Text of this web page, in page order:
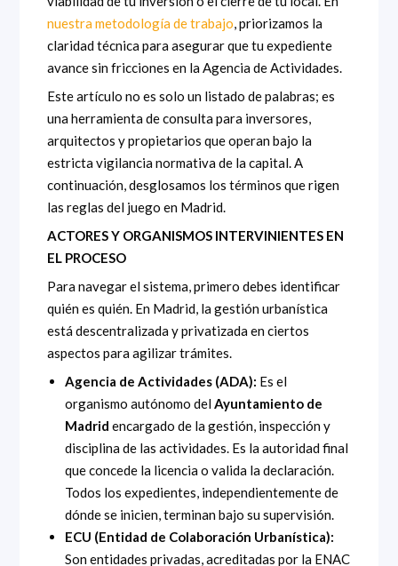
nuestra metodología de trabajo, priorizamos la
claridad técnica para asegurar que tu expediente
avance sin fricciones en la Agencia de Actividades.
Este artículo no es solo un listado de palabras; es
una herramienta de consulta para inversores,
arquitectos y propietarios que operan bajo la
estricta vigilancia normativa de la capital. A
continuación, desglosamos los términos que rigen
las reglas del juego en Madrid.
ACTORES Y ORGANISMOS INTERVINIENTES EN
EL PROCESO
Para navegar el sistema, primero debes identificar
quién es quién. En Madrid, la gestión urbanística
está descentralizada y privatizada en ciertos
aspectos para agilizar trámites.
Agencia de Actividades (ADA): Es el
organismo autónomo delAyuntamiento de
Madrid encargado de la gestión, inspección y
disciplina de las actividades. Es la autoridad final
que concede la licencia o valida la declaración.
Todos los expedientes, independientemente de
dónde se inicien, terminan bajo su supervisión.
ECU (Entidad de Colaboración Urbanística):
Son entidades privadas, acreditadas por la ENAC